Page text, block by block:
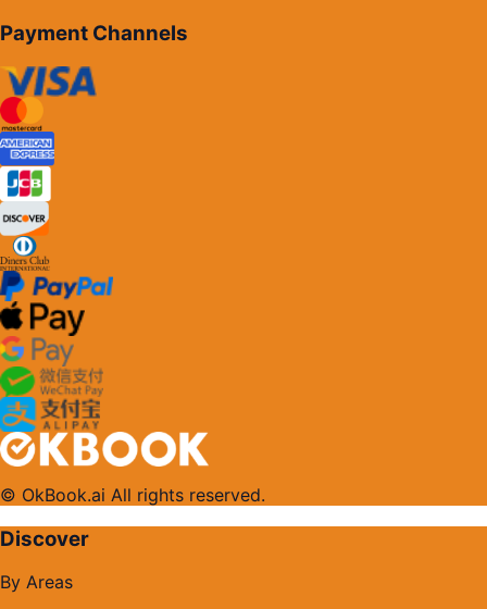
Payment Channels
© OkBook.ai All rights reserved.
Discover
By Areas